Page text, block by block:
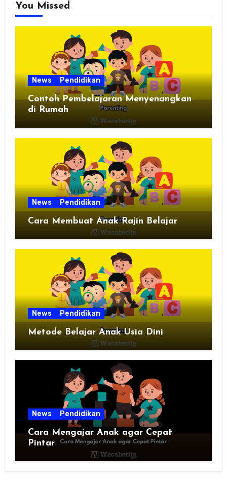
You Missed
News Pendidikan
Contoh Pembelajaran Menyenangkan
di Rumah
News Pendidikan
Cara Membuat Anak Rajin Belajar
News Pendidikan
Metode Belajar Anak Usia Dini
News Pendidikan
Cara Mengajar Anak agar Cepat
Pintar